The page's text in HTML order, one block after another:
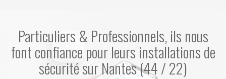
Particuliers & Professionnels, ils nous
font confiance pour leurs installations de
sécurité sur Nantes (44 / 22)